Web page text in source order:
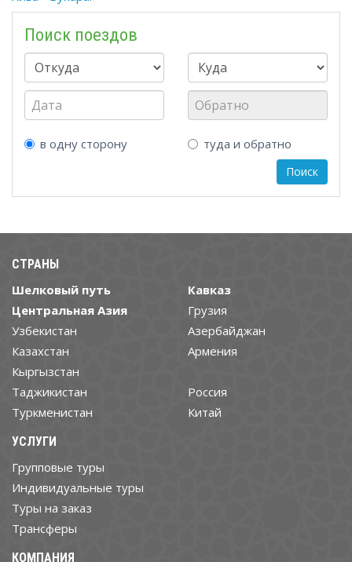
Поиск поездов
в одну сторону туда и обратно
СТРАНЫ
Шелковый путь
Центральная Азия
Узбекистан
Казахстан
Кыргызстан
Таджикистан
Туркменистан
Кавказ
Грузия
Азербайджан
Армения
Россия
Китай
УСЛУГИ
Групповые туры
Индивидуальные туры
Туры на заказ
Трансферы
КОМПАНИЯ